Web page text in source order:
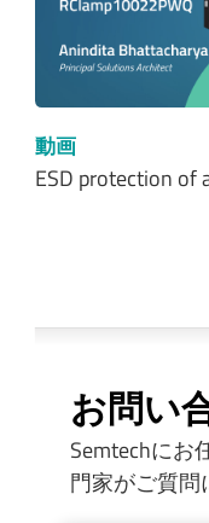
動画
ESD protection
お問い
Semtechにお
門家がご質問